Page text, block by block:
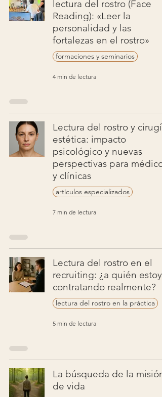
lectura del rostro (Face
Reading): «Leer la
personalidad y las
fortalezas en el rostro»
formaciones y seminarios
4 min de lectura
Lectura del rostro y cirugía
estética: impacto
psicológico y nuevas
perspectivas para médicos
y clínicas
artículos especializados
7 min de lectura
Lectura del rostro en el
recruiting: ¿a quién estoy
contratando realmente?
lectura del rostro en la práctica
5 min de lectura
La búsqueda de la misión
de vida